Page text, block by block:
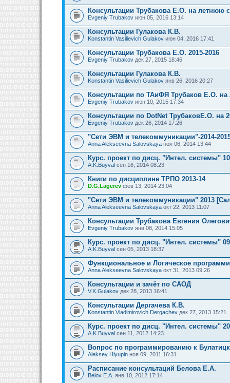
Консультации Трубакова Е.О. на летнюю
Evgeniy Trubakov июн 05, 2016 13:14
Консультации Гулакова К.В.
Konstantin Vasilievich Gulakov июн 04, 2016 17:41
Консультации Трубакова Е.О. 2015-2016
Evgeniy Trubakov дек 27, 2015 18:46
Консультации Гулакова К.В.
Konstantin Vasilievich Gulakov янв 26, 2016 20:27
Консультации по ТАиФЯ Трубаков Е.О. на
Evgeniy Trubakov июн 10, 2015 17:34
Консультации по DotNet ТрубаковЕ.О. на
Evgeniy Trubakov дек 26, 2014 17:26
"Сети ЭВМ и телекоммуникации"-2014-
Anna Alekseevna Salovskaya ноя 06, 2014 13:44
Курс. проект по дисц. "Интел. системы"
A.K.Buyval сен 16, 2014 08:23
Книги по дисциплине ТРПО 2013-14
D.G.Lagerev фев 13, 2014 23:04
"Сети ЭВМ и телекоммуникации" 2013
Anna Alekseevna Salovskaya окт 22, 2013 11:07
Консультации Трубакова Евгения
Evgeniy Trubakov янв 08, 2014 15:05
Курс. проект по дисц. "Интел. системы"
A.K.Buyval сен 05, 2013 18:37
Функциональное и Логическое
Anna Alekseevna Salovskaya окт 31, 2013 09:26
Консультации и зачёт по САОД
V.K.Gulakov дек 28, 2013 16:41
Консультации Дергачева К.В.
Konstantin Vladimirovich Dergachev дек 27, 2013 15:21
Курс. проект по дисц. "Интел. системы"
A.K.Buyval сен 11, 2012 14:23
Вопрос по программированию к
Aleksey Hlyupin ноя 09, 2011 16:31
Расписание консультаций Белова Е.А.
Belov E.A. янв 10, 2012 17:14